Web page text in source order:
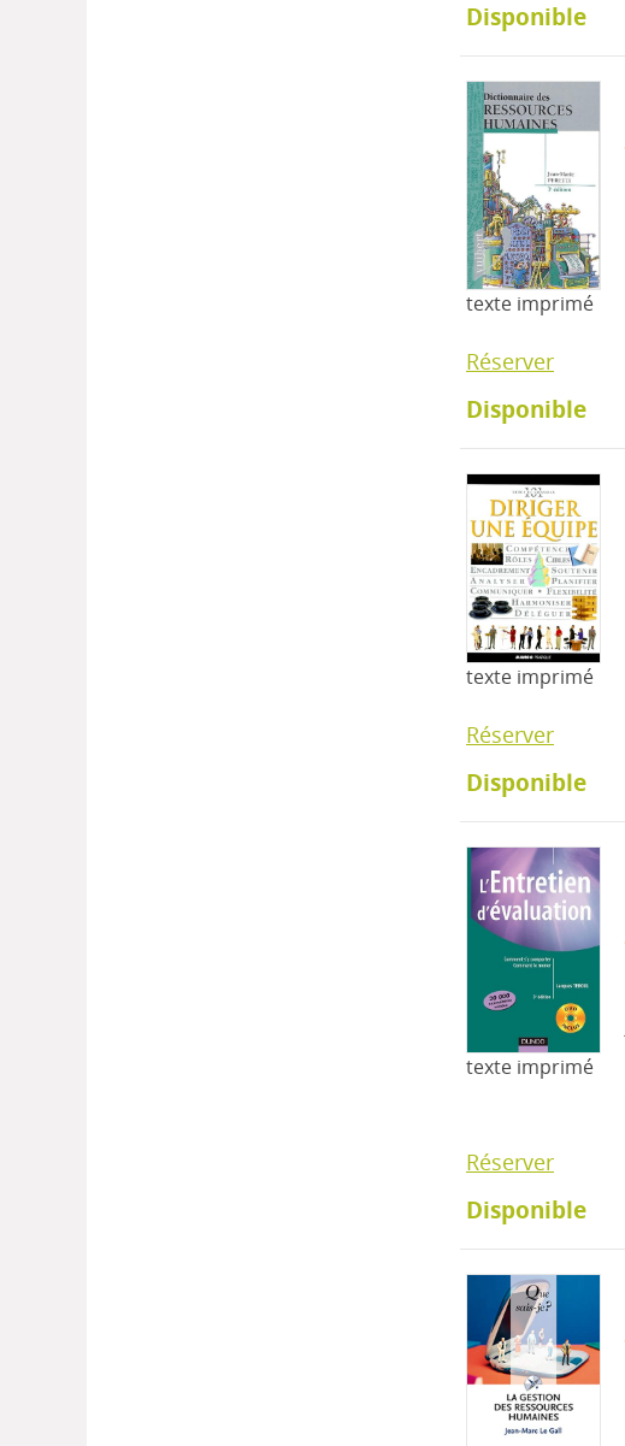
Disponible
texte imprimé
Réserver
Disponible
texte imprimé
Réserver
Disponible
texte imprimé
Réserver
Disponible